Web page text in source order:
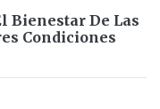
Bienestar De Las
Condiciones